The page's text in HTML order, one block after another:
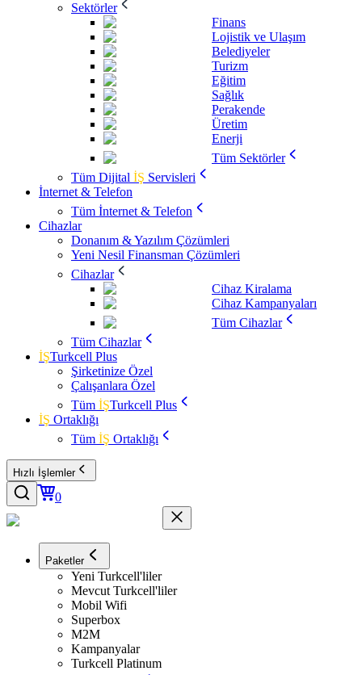
Sektörler
Finans
Lojistik ve Ulaşım
Belediyeler
Turizm
Eğitim
Sağlık
Perakende
Üretim
Enerji
Tüm Sektörler
Tüm Dijital İŞ Servisleri
İnternet & Telefon
Tüm İnternet & Telefon
Cihazlar
Donanım & Yazılım Çözümleri
Yeni Nesil Finansman Çözümleri
Cihazlar
Cihaz Kiralama
Cihaz Kampanyaları
Tüm Cihazlar
Tüm Cihazlar
İŞTurkcell Plus
Şirketinize Özel
Çalışanlara Özel
Tüm İŞTurkcell Plus
İŞ Ortaklığı
Tüm İŞ Ortaklığı
Hızlı İşlemler
0
Paketler
Yeni Turkcell'liler
Mevcut Turkcell'liler
Mobil Wifi
Superbox
M2M
Kampanyalar
Turkcell Platinum